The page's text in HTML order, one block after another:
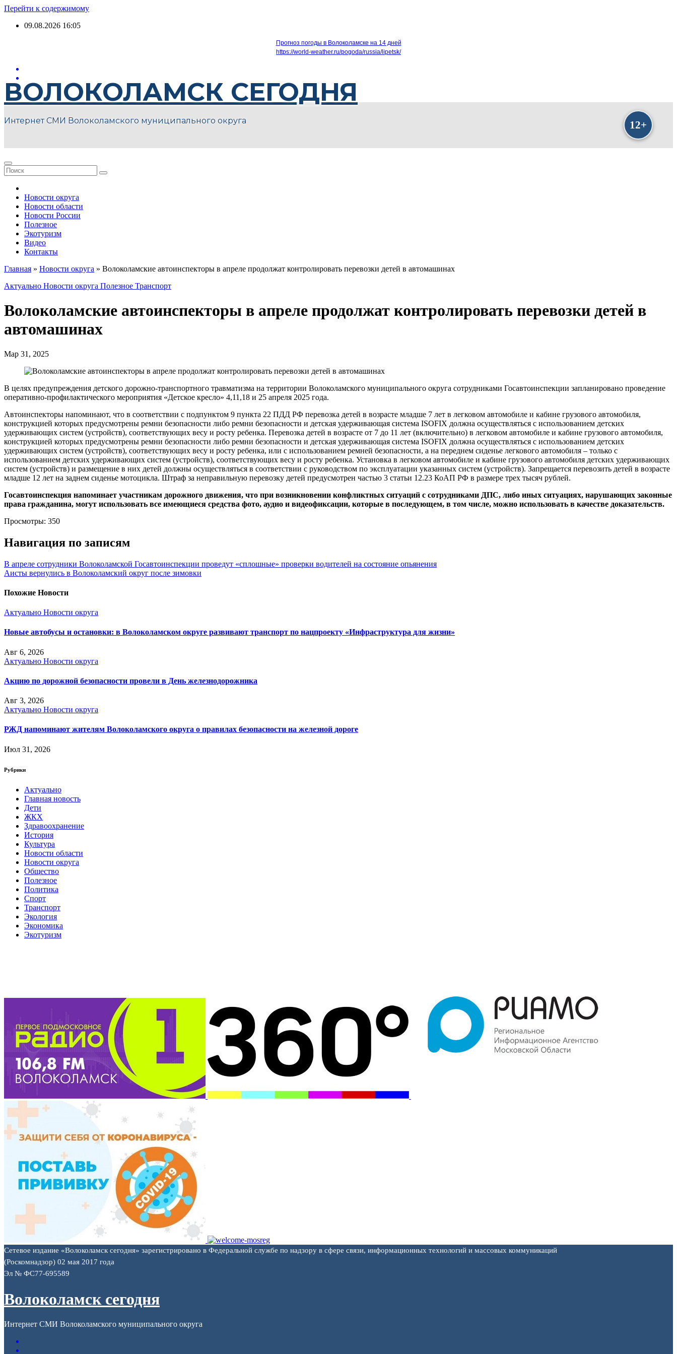
Перейти к содержимому
09.08.2026 16:05
Прогноз погоды в Волоколамске на 14 дней
https://world-weather.ru/pogoda/russia/lipetsk/
ВОЛОКОЛАМСК СЕГОДНЯ
Интернет СМИ Волоколамского муниципального округа
Новости округа
Новости области
Новости России
Полезное
Экотуризм
Видео
Контакты
Главная » Новости округа » Волоколамские автоинспекторы в апреле продолжат контролировать перевозки детей в автомашинах
Актуально Новости округа Полезное Транспорт
Волоколамские автоинспекторы в апреле продолжат контролировать перевозки детей в
автомашинах
Мар 31, 2025
В целях предупреждения детского дорожно-транспортного травматизма на территории Волоколамского муниципального округа сотрудниками Госавтоинспекции запланировано проведение
оперативно-профилактического мероприятия «Детское кресло» 4,11,18 и 25 апреля 2025 года.
Автоинспекторы напоминают, что в соответствии с подпунктом 9 пункта 22 ПДД РФ перевозка детей в возрасте младше 7 лет в легковом автомобиле и кабине грузового автомобиля,
конструкцией которых предусмотрены ремни безопасности либо ремни безопасности и детская удерживающая система ISOFIX должна осуществляться с использованием детских
удерживающих систем (устройств), соответствующих весу и росту ребенка. Перевозка детей в возрасте от 7 до 11 лет (включительно) в легковом автомобиле и кабине грузового автомобиля,
конструкцией которых предусмотрены ремни безопасности либо ремни безопасности и детская удерживающая система ISOFIX должна осуществляться с использованием детских
удерживающих систем (устройств), соответствующих весу и росту ребенка, или с использованием ремней безопасности, а на переднем сиденье легкового автомобиля – только с
использованием детских удерживающих систем (устройств), соответствующих весу и росту ребенка. Установка в легковом автомобиле и кабине грузового автомобиля детских удерживающих
систем (устройств) и размещение в них детей должны осуществляться в соответствии с руководством по эксплуатации указанных систем (устройств). Запрещается перевозить детей в возрасте
младше 12 лет на заднем сиденье мотоцикла. Штраф за неправильную перевозку детей предусмотрен частью 3 статьи 12.23 КоАП РФ в размере трех тысяч рублей.
Госавтоинспекция напоминает участникам дорожного движения, что при возникновении конфликтных ситуаций с сотрудниками ДПС, либо иных ситуациях, нарушающих законные
права гражданина, могут использовать все имеющиеся средства фото, аудио и видеофиксации, которые в последующем, в том числе, можно использовать в качестве доказательств.
Просмотры: 350
Навигация по записям
В апреле сотрудники Волоколамской Госавтоинспекции проведут «сплошные» проверки водителей на состояние опьянения
Аисты вернулись в Волоколамский округ после зимовки
Похожие Новости
Актуально Новости округа
Новые автобусы и остановки: в Волоколамском округе развивают транспорт по нацпроекту «Инфраструктура для жизни»
Авг 6, 2026
Актуально Новости округа
Акцию по дорожной безопасности провели в День железнодорожника
Авг 3, 2026
Актуально Новости округа
РЖД напоминают жителям Волоколамского округа о правилах безопасности на железной дороге
Июл 31, 2026
Рубрики
Актуально
Главная новость
Дети
ЖКХ
Здравоохранение
История
Культура
Новости области
Новости округа
Общество
Полезное
Политика
Спорт
Транспорт
Экология
Экономика
Экотуризм
Сетевое издание «Волоколамск сегодня» зарегистрировано в Федеральной службе по надзору в сфере связи, информационных технологий и массовых коммуникаций
(Роскомнадзор) 02 мая 2017 года
Эл № ФС77-695589
Волоколамск сегодня
Интернет СМИ Волоколамского муниципального округа